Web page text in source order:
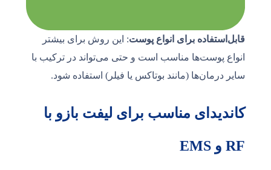
قابل‌استفاده برای انواع پوست: این روش برای بیشتر
انواع پوست‌ها مناسب است و حتی می‌تواند در ترکیب با
سایر درمان‌ها (مانند بوتاکس یا فیلر) استفاده شود.
کاندیدای مناسب برای لیفت بازو با
RF و EMS